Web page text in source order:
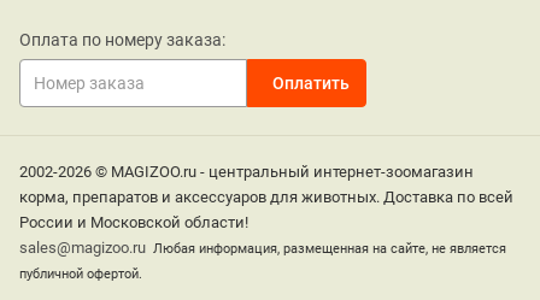
Оплата по номеру заказа:
2002-2026 © MAGIZOO.ru - центральный интернет-зоомагазин
корма, препаратов и аксессуаров для животных. Доставка по всей
России и Московской области!
sales@magizoo.ru Любая информация, размещенная на сайте, не является
публичной офертой.